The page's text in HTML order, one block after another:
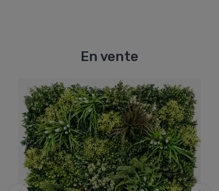
En vente